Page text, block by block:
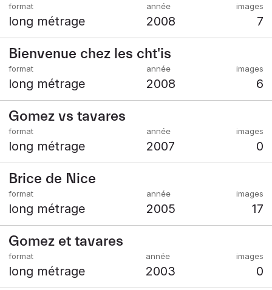
long métrage 2008 7
Bienvenue chez les cht'is
long métrage 2008 6
Gomez vs tavares
long métrage 2007 0
Brice de Nice
long métrage 2005 17
Gomez et tavares
long métrage 2003 0